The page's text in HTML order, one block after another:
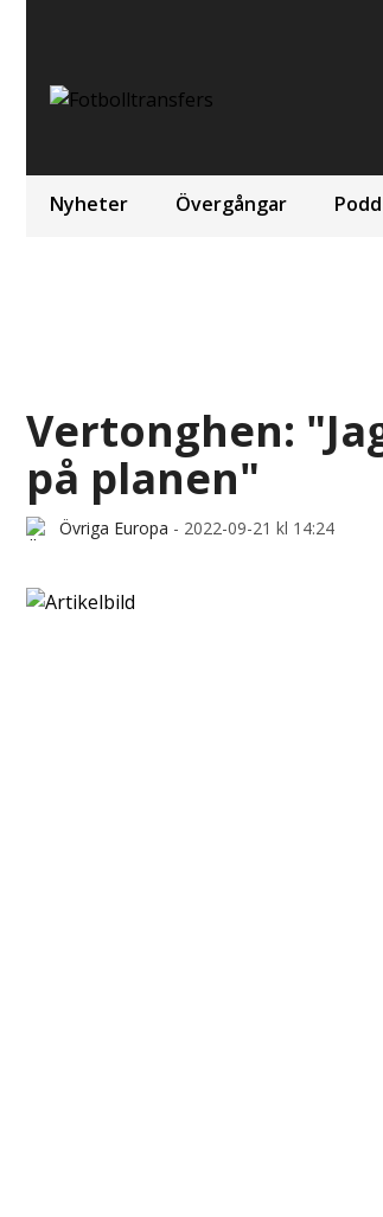
Nyheter Övergångar Podd
Vertonghen:
på planen"
Övriga Europa - 2022-09-21 kl 14:24